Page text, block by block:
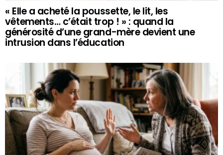
« Elle a acheté la poussette, le lit, les
vêtements… c’était trop ! » : quand la
générosité d’une grand-mère devient une
intrusion dans l’éducation